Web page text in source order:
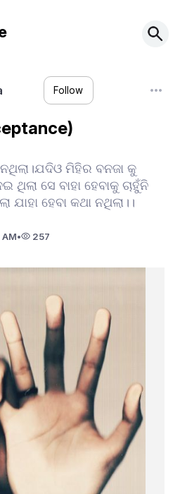
Follow
ମିହିର ବନଜା କୁ
ସେ ବାହା ହେବାକୁ ଚାହୁଁନି
ଯାହା ହେବା କଥା ନଥିଲା।।
AM• 257